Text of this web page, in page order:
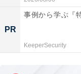
PR
事例から学ぶ『
KeeperSecurity